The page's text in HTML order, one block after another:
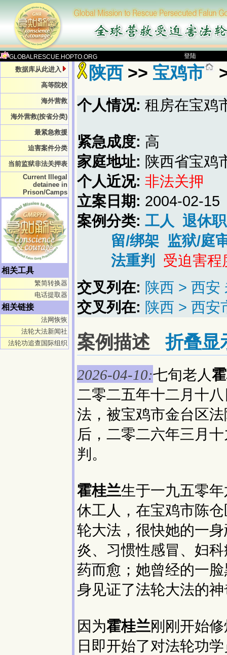
GLOBALRESCUE.HOPTO.ORG 登陆
数据库从此进入
高等院校
海外营救
海外营救(按省分类)
最紧急救援
迫害案件分类
当前监狱非法关押表
Current Illegal
detainee in
Prison/Camps
相关工具
繁简转换器
电话提取器
相关链接
法网恢恢
法轮大法新闻社
法轮功追查国际组织
陕西 >> 宝鸡市
个人情况: 租房在宝鸡
紧急成度: 高
家庭地址: 陕西省宝鸡
个人近况: 非法关押
立案日期: 2004-02-15
案例分类: 工人
退休
留/绑架
监狱/庭
法重判
受迫害程
交叉列在: 陕西 > 西安
交叉列在: 陕西 > 西安
案例描述折叠显
2026-04-10:七旬老人
二零二五年十二月十
法，被宝鸡市金台区
后，二零二六年三月
判。
霍桂兰生于一九五零
休工人，在宝鸡市陈
轮大法，很快她的一
炎、习惯性感冒、妇
药而愈；她曾经的一
身见证了法轮大法的
因为霍桂兰刚刚开始
日即开始了对法轮功